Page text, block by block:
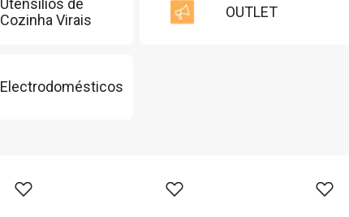
Utensílios de
Cozinha Virais
OUTLET
Electrodomésticos